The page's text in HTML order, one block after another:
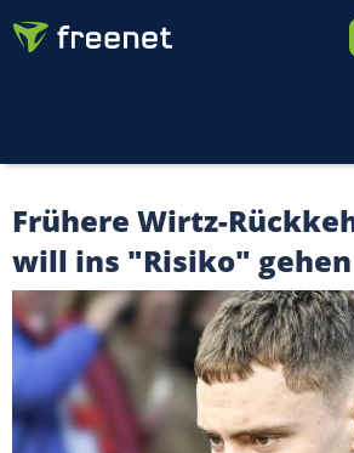
Frühere Wirtz-
will ins "Risiko" gehen